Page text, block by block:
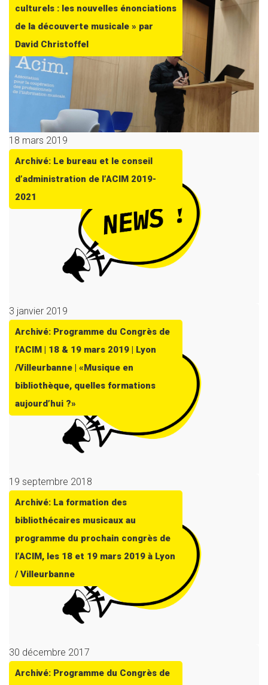
culturels : les nouvelles énonciations
de la découverte musicale » par
David Christoffel
18 mars 2019
Archivé: Le bureau et le conseil
d’administration de l’ACIM 2019-
2021
3 janvier 2019
Archivé: Programme du Congrès de
l’ACIM | 18 & 19 mars 2019 | Lyon
/Villeurbanne | «Musique en
bibliothèque, quelles formations
aujourd’hui ?»
19 septembre 2018
Archivé: La formation des
bibliothécaires musicaux au
programme du prochain congrès de
l’ACIM, les 18 et 19 mars 2019 à Lyon
/ Villeurbanne
30 décembre 2017
Archivé: Programme du Congrès de